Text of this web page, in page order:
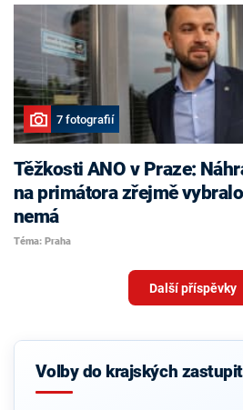
7 fotografií
Těžkosti ANO v Praze:
na primátora zřejmě
nemá
Téma: Praha
Další příspěvky
Volby do krajských